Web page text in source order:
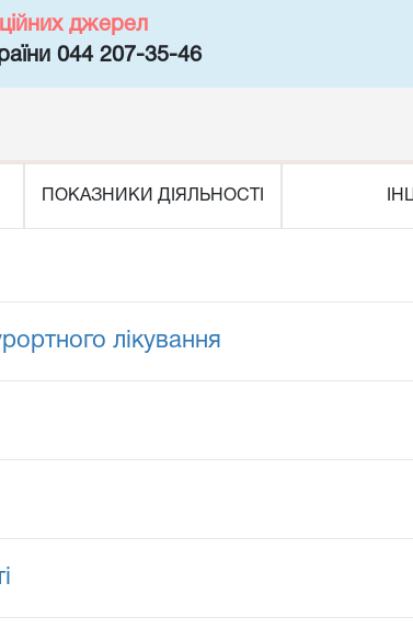
джерел
044 207-35-46
ПОКАЗНИКИ ДІЯЛЬНОСТІ
лікування